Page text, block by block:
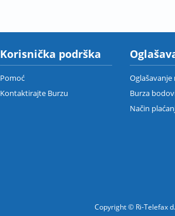
Korisnička podrška
Pomoć
Kontaktirajte Burzu
Burza
Način
Copyright © Ri-Telefax